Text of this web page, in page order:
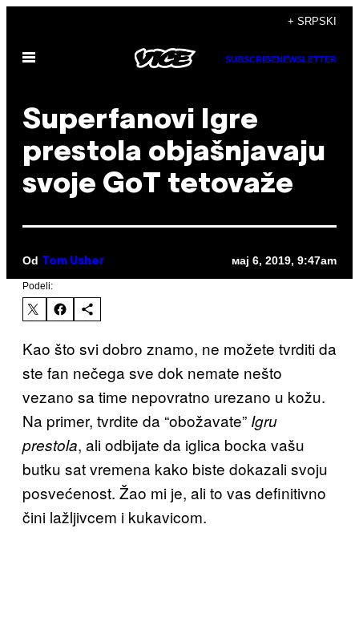
садржај
+ SRPSKI
Otvori
SUBSCRIBENEWSLETTER
Superfanovi Igre
prestola objašnjavaju
svoje GoT tetovaže
Od Tom Usher мај 6, 2019, 9:47am
Podeli:
Kao što svi dobro znamo, ne možete tvrditi da
ste fan nečega sve dok nemate nešto
vezano sa time nepovratno urezano u kožu.
Na primer, tvrdite da “obožavate” Igru
prestola, ali odbijate da iglica bocka vašu
butku sat vremena kako biste dokazali svoju
posvećenost. Žao mi je, ali to vas definitivno
čini lažljivcem i kukavicom.